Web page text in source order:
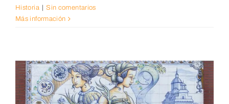
Historia | Sin comentarios
Más información